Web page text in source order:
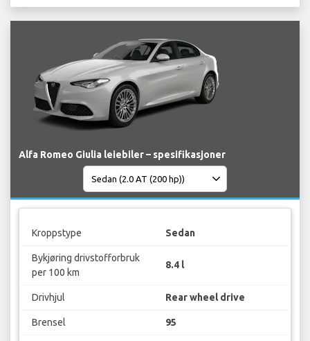
Alfa Romeo Giulia leiebiler – spesifikasjoner
Kroppstype Sedan
Bykjøring drivstofforbruk
per 100 km
8.4 l
Drivhjul Rear wheel drive
Brensel 95